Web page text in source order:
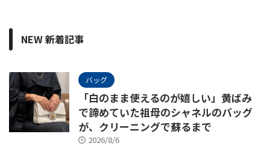
NEW 新着記事
バッグ
「白のまま使えるのが嬉しい」黄ばみ
で諦めていた祖母のシャネルのバッグ
が、クリーニングで蘇るまで
2026/8/6